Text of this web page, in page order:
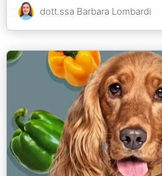
dott.ssa Barbara Lombardi